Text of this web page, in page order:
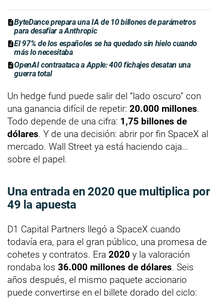
ByteDance prepara una IA de 10 billones de parámetros
para desafiar a Anthropic
El 97% de los españoles se ha quedado sin hielo cuando
más lo necesitaba
OpenAI contraataca a Apple: 400 fichajes desatan una
guerra total
Un hedge fund puede salir del “lado oscuro” con
una ganancia difícil de repetir: 20.000 millones.
Todo depende de una cifra: 1,75 billones de
dólares. Y de una decisión: abrir por fin SpaceX al
mercado. Wall Street ya está haciendo caja…
sobre el papel.
Una entrada en 2020 que multiplica por
49 la apuesta
D1 Capital Partners llegó a SpaceX cuando
todavía era, para el gran público, una promesa de
cohetes y contratos. Era 2020 y la valoración
rondaba los 36.000 millones de dólares. Seis
años después, el mismo paquete accionario
puede convertirse en el billete dorado del ciclo: